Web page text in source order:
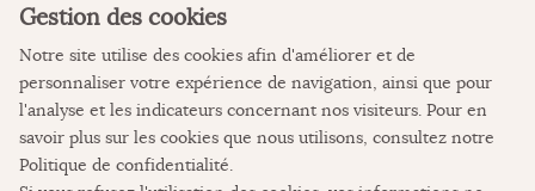
La Colonie de vacances
L'Auberge des Pertuis
Gestion des cookies
Notre site utilise des cookies afin d'améliorer et de
personnaliser votre expérience de navigation, ainsi que pour
l'analyse et les indicateurs concernant nos visiteurs. Pour en
savoir plus sur les cookies que nous utilisons, consultez notre
Politique de confidentialité.